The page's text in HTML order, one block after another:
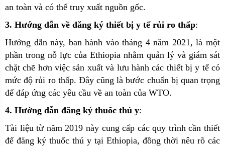
an toàn và có thể truy xuất nguồn gốc.
3. Hướng dẫn về đăng ký thiết bị y tế rủi ro thấp:
Hướng dẫn này, ban hành vào tháng 4 năm 2021, là một
phần trong nỗ lực của Ethiopia nhằm quản lý và giám sát
chặt chẽ hơn việc sản xuất và lưu hành các thiết bị y tế có
mức độ rủi ro thấp. Đây cũng là bước chuẩn bị quan trọng
để đáp ứng các yêu cầu về an toàn của WTO.
4. Hướng dẫn đăng ký thuốc thú y:
Tài liệu từ năm 2019 này cung cấp các quy trình cần thiết
để đăng ký thuốc thú y tại Ethiopia, đồng thời nêu rõ các